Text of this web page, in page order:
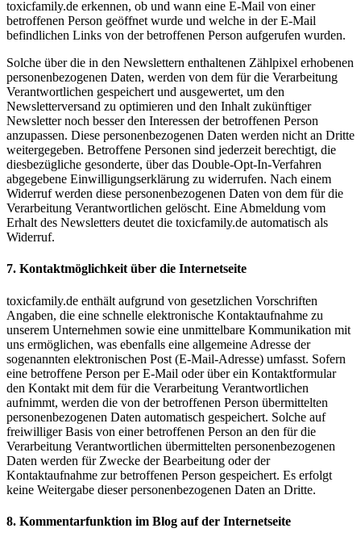
toxicfamily.de erkennen, ob und wann eine E-Mail von einer
betroffenen Person geöffnet wurde und welche in der E-Mail
befindlichen Links von der betroffenen Person aufgerufen wurden.
Solche über die in den Newslettern enthaltenen Zählpixel erhobenen
personenbezogenen Daten, werden von dem für die Verarbeitung
Verantwortlichen gespeichert und ausgewertet, um den
Newsletterversand zu optimieren und den Inhalt zukünftiger
Newsletter noch besser den Interessen der betroffenen Person
anzupassen. Diese personenbezogenen Daten werden nicht an Dritte
weitergegeben. Betroffene Personen sind jederzeit berechtigt, die
diesbezügliche gesonderte, über das Double-Opt-In-Verfahren
abgegebene Einwilligungserklärung zu widerrufen. Nach einem
Widerruf werden diese personenbezogenen Daten von dem für die
Verarbeitung Verantwortlichen gelöscht. Eine Abmeldung vom
Erhalt des Newsletters deutet die toxicfamily.de automatisch als
Widerruf.
7. Kontaktmöglichkeit über die Internetseite
toxicfamily.de enthält aufgrund von gesetzlichen Vorschriften
Angaben, die eine schnelle elektronische Kontaktaufnahme zu
unserem Unternehmen sowie eine unmittelbare Kommunikation mit
uns ermöglichen, was ebenfalls eine allgemeine Adresse der
sogenannten elektronischen Post (E-Mail-Adresse) umfasst. Sofern
eine betroffene Person per E-Mail oder über ein Kontaktformular
den Kontakt mit dem für die Verarbeitung Verantwortlichen
aufnimmt, werden die von der betroffenen Person übermittelten
personenbezogenen Daten automatisch gespeichert. Solche auf
freiwilliger Basis von einer betroffenen Person an den für die
Verarbeitung Verantwortlichen übermittelten personenbezogenen
Daten werden für Zwecke der Bearbeitung oder der
Kontaktaufnahme zur betroffenen Person gespeichert. Es erfolgt
keine Weitergabe dieser personenbezogenen Daten an Dritte.
8. Kommentarfunktion im Blog auf der Internetseite